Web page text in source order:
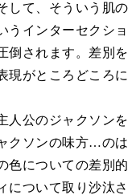
して、そういう肌の
うインターセクショ
倒されます。差別を
現がところどころに
人公のジャクソンを
クソンの味方…のは
色についての差別的
について取り沙汰さ